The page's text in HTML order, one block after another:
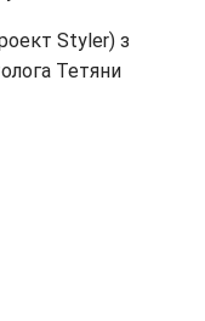
Styler) з
Тетяни